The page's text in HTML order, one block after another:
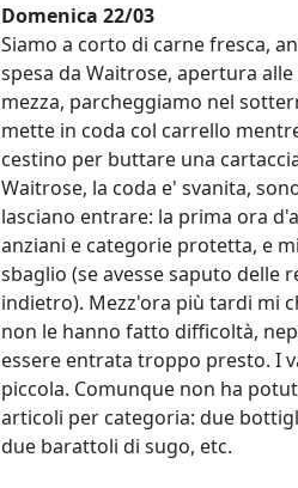
Domenica 22/03
Siamo a corto di carne fresca,
spesa da Waitrose, apertura
mezza, parcheggiamo nel
mette in coda col carrello
cestino per buttare una
Waitrose, la coda e' svanita,
lasciano entrare: la prima ora
anziani e categorie protetta, e
sbaglio (se avesse saputo delle
indietro). Mezz'ora più tardi mi
non le hanno fatto difficoltà,
essere entrata troppo presto. I
piccola. Comunque non ha
articoli per categoria: due
due barattoli di sugo, etc.